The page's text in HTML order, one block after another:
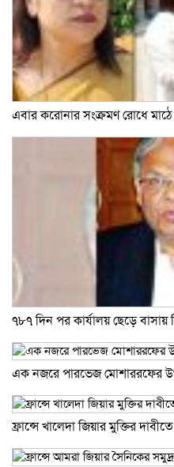
এবার করোনার সংক্রমণ রোধে
৭৮৭ দিন পর কার্যালয় ছেড়ে বাসায়
এক নজরে পারভেজ মোশাররফের
ফ্রান্সে খালেদা জিয়ার মুক্তির